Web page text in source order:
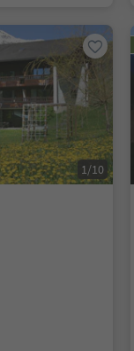
1/10